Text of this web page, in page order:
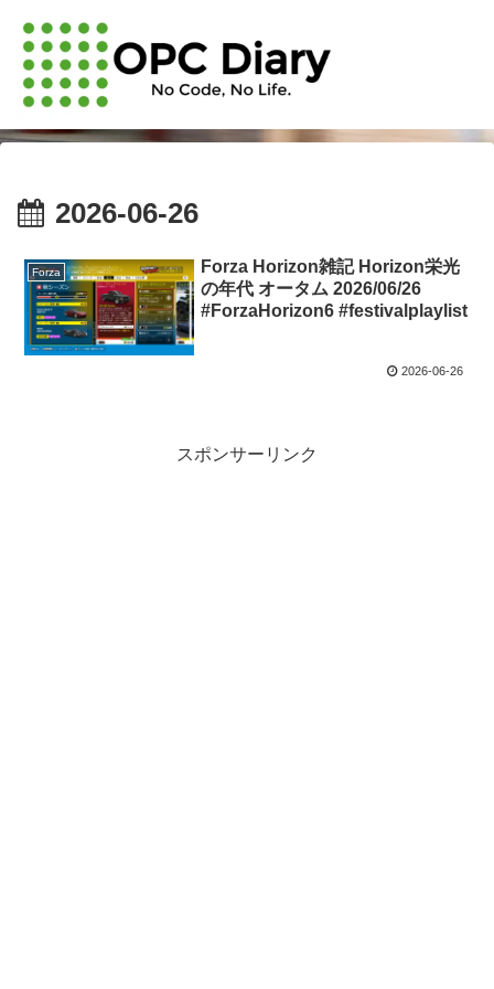
2026-06-26
Forza
Forza Horizon雑記 Horizon栄光
の年代 オータム 2026/06/26
#ForzaHorizon6 #festivalplaylist
2026-06-26
スポンサーリンク